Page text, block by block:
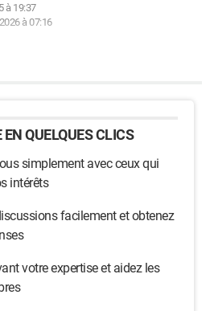
à 19:37
à 07:16
QUELQUES CLICS
simplement avec ceux qui
intérêts
facilement et obtenez
votre expertise et aidez les